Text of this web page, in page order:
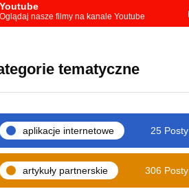
Youtube
Oglądaj nasze filmy na kanale Youtube
tematyczne
aplikacje internetowe 25 Posty
artykuły partnerskie 306 Posty